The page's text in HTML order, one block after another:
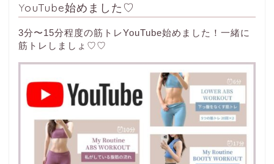
YouTube始めました♡
3分〜15分程度の筋トレYouTube始めました！一緒に
筋トレしましょ♡♡